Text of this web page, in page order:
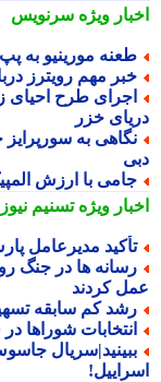
ویژهسرنویس
مورینیو به پپ:
مهم رویترز درباره
طرح احیای
خزر
با ارزش
ویژهتسنیم نیوز
مدیرعامل پارس
ها در جنگ روایت
کردند
کم سابقه
شوراها در
جاسوس